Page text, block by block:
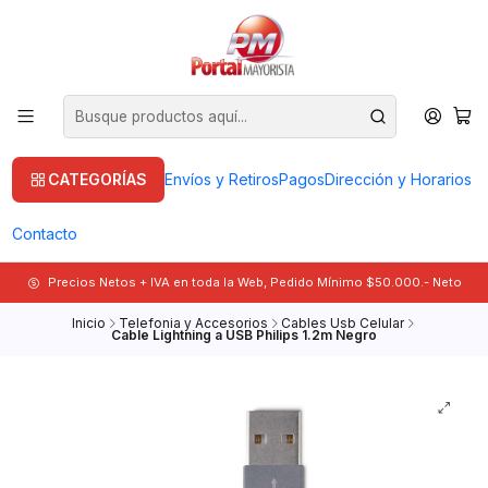
CATEGORÍAS Envíos y RetirosPagosDirección y Horarios
Contacto
Precios Netos + IVA en toda la Web, Pedido Mínimo $50.000.- Neto
Inicio Telefonia y Accesorios Cables Usb Celular
Cable Lightning a USB Philips 1.2m Negro